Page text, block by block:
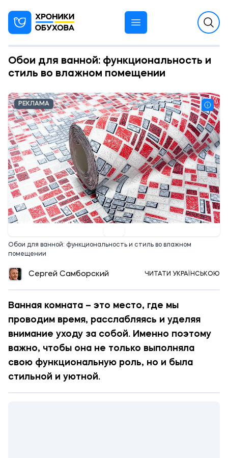
Обои для ванной: функциональность и
стиль во влажном помещении
12:56 29.09.2023
РЕКЛАМА
Обои для ванной: функциональность и стиль во влажном
помещении
Сергей Самборский ЧИТАТИ УКРАЇНСЬКОЮ
Ванная комната – это место, где мы
проводим время, расслабляясь и уделяя
внимание уходу за собой. Именно поэтому
важно, чтобы она не только выполняла
свою функциональную роль, но и была
стильной и уютной.